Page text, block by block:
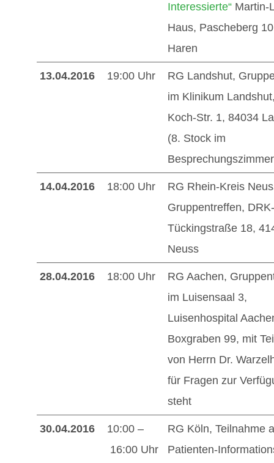
Interessierte“ Martin-
Haus, Pascheberg
Haren
13.04.2016 19:00 Uhr
RG Landshut,
im Klinikum
Koch-Str. 1, 84034
(8. Stock im
14.04.2016 18:00 Uhr
RG Rhein-Kreis
Gruppentreffen,
Tückingstraße 18,
Neuss
28.04.2016 18:00 Uhr
RG Aachen,
im Luisensaal 3,
Luisenhospital
Boxgraben 99, mit
von Herrn Dr.
für Fragen zur
steht
30.04.2016
10:00 –
16:00 Uhr
RG Köln, Teilnahme
Patienten-